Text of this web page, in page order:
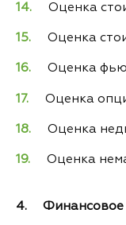
Оценка
Оценка
Оценка
Оценка
Оценка
Оценка
4. Финансовое